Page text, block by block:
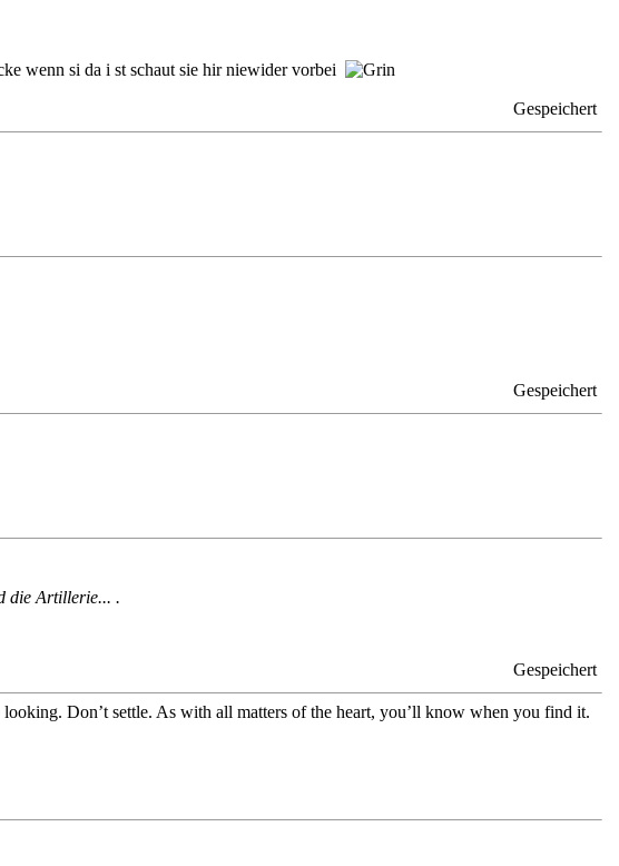
wenn si da i st schaut sie hir niewider vorbei
Gespeichert
Gespeichert
die Artillerie... .
Gespeichert
Don’t settle. As with all matters of the heart, you’ll know when you find it.